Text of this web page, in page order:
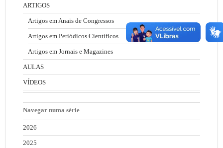
ARTIGOS
Artigos em Anais de Congressos
Artigos em Periódicos Científicos
Artigos em Jornais e Magazines
AULAS
VÍDEOS
Navegar numa série
2026
2025